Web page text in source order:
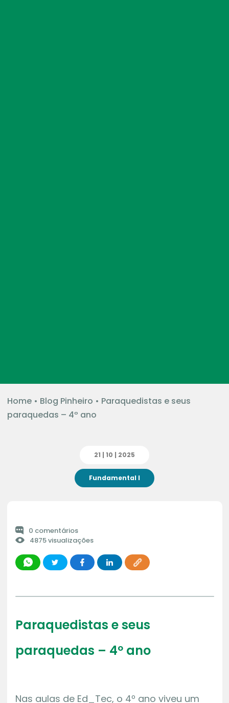
Home• Blog Pinheiro • Paraquedistas e seus
paraquedas – 4º ano
21 | 10 | 2025
Fundamental I
0 comentários
4875 visualizações
Paraquedistas e seus
paraquedas – 4º ano
Nas aulas de Ed_Tec, o 4º ano viveu um